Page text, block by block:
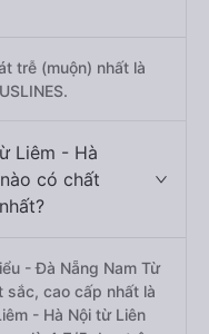
trễ (muộn) nhất là
Liêm - Hà
có chất
- Đà Nẵng Nam Từ
sắc, cao cấp nhất là
- Hà Nội từ Liên